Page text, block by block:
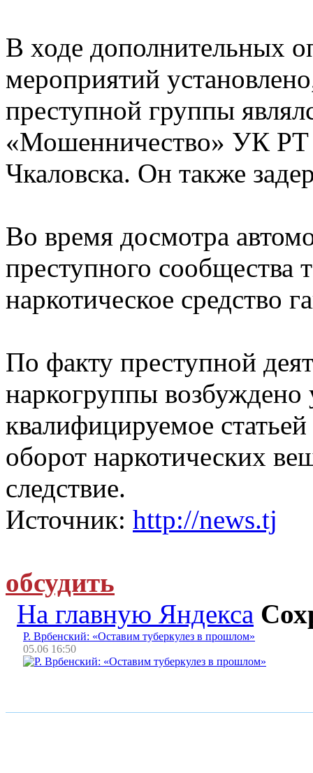
В ходе дополнительных
мероприятий
преступной группы
«Мошенничество» УК РТ
Чкаловска. Он также
Во время досмотра
преступного сообщества
наркотическое средство
По факту преступной
наркогруппы возбуждено
квалифицируемое
оборот наркотических
следствие.
Источник: http://news.tj
обсудить
На главную Яндекса
Р. Врбенский: «Оставим туберкулез в прошлом»
05.06 16:50